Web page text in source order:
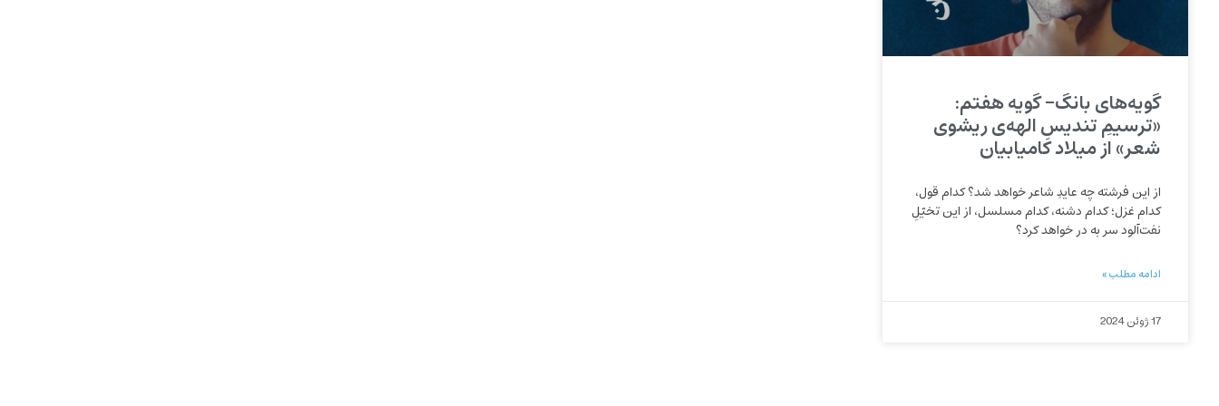
گویه‌های بانگ- گویه هفتم:
«ترسیمِ تندیسِ الهه‌ی ریشوی
شعر» از میلاد کامیابیان
از این فرشته چه عایدِ شاعر خواهد شد؟ کدام قول،
کدام غزل؛ کدام دشنه، کدام مسلسل، از این تخیّلِ
نفت‌آلود سر به در خواهد کرد؟
ادامه مطلب »
17 ژوئن 2024